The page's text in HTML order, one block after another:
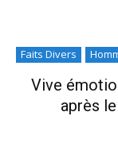
Faits Divers
Vive
après